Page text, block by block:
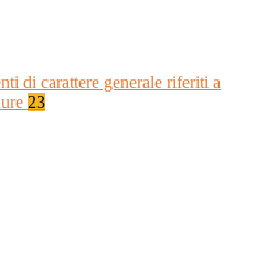
di carattere generale riferiti a
23